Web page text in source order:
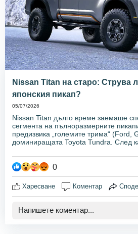
Nissan Titan на старо: Струва
японския пикап?
05/07/2026
Nissan Titan дълго време заемаше
сегмента на пълноразмерните
предизвика „големите трима“ (Ford,
доминиращата Toyota Tundra. След
0
Харесване Коментар